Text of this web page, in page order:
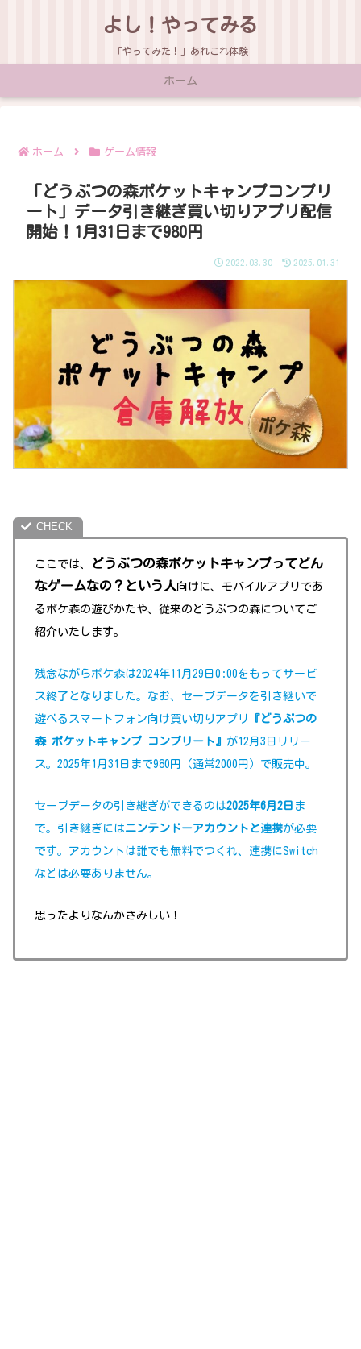
よし！やってみる
「やってみた！」あれこれ体験
ホーム
ホーム ゲーム情報
「どうぶつの森ポケットキャンプコンプリ
ート」データ引き継ぎ買い切りアプリ配信
開始！1月31日まで980円
2022.03.30 2025.01.31
ここでは、
どうぶつの森ポケットキャンプってどん
なゲームなの？という人 向けに、 モバイルアプリであ
るポケ森の遊びかたや、従来のどうぶつの森についてご
紹介いたします。
残念ながらポケ森は2024年11月29日0:00をもってサービ
ス終了となりました。なお、セーブデータを引き継いで
遊べるスマートフォン向け買い切りアプリ
『どうぶつの
森 ポケットキャンプ コンプリート』 が12月3日リリー
ス。2025年1月31日まで980円（通常2000円）で販売中。
セーブデータの引き継ぎができるのは2025年6月2日 ま
で。引き継ぎにはニンテンドーアカウントと連携が必要
です。アカウントは誰でも無料でつくれ、連携にSwitch
などは必要ありません。
思ったよりなんかさみしい！